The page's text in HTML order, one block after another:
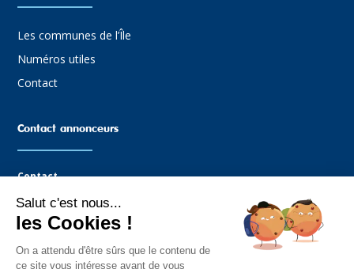
Les communes de l’Île
Numéros utiles
Contact
Contact annonceurs
Contact
Agence Graffocean
16 rue Boucaud
Tel : 02.51.35.81.14
Salut c'est nous...
les Cookies !
On a attendu d'être sûrs que le contenu de
ce site vous intéresse avant de vous